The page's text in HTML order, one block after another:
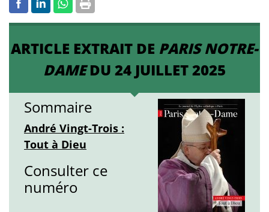
ARTICLE EXTRAIT DE PARIS NOTRE-
DAMEDU 24 JUILLET 2025
Sommaire
André Vingt-Trois :
Tout à Dieu
Consulter ce
numéro